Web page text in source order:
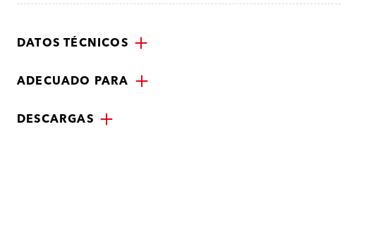
DATOS TÉCNICOS
ADECUADO PARA
DESCARGAS